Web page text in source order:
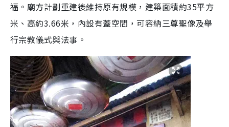
福。廟方計劃重建後維持原有規模，建築面積約35平方
米、高約3.66米，內設有蓋空間，可容納三尊聖像及舉
行宗教儀式與法事。